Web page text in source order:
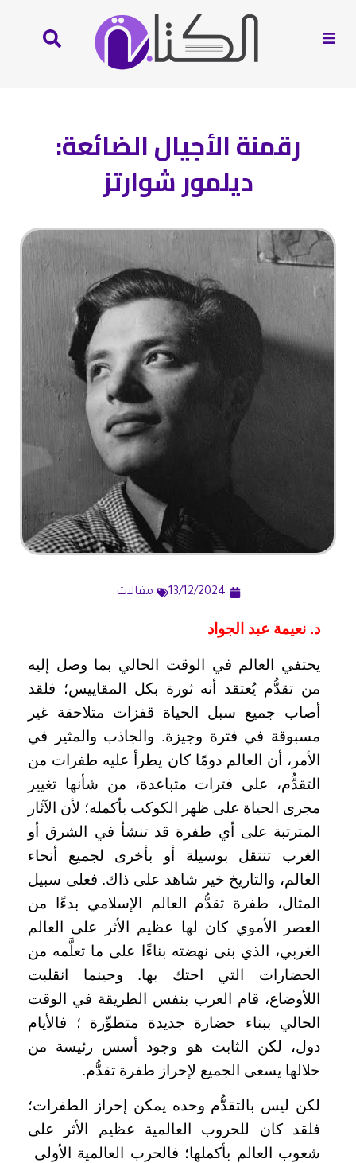
رقمنة الأجيال الضائعة:
ديلمور شوارتز
13/12/2024 مقالات
د. نعيمة عبد الجواد
يحتفي العالم في الوقت الحالي بما وصل إليه
من تقدُّم يُعتقد أنه ثورة بكل المقاييس؛ فلقد
أصاب جميع سبل الحياة قفزات متلاحقة غير
مسبوقة في فترة وجيزة. والجاذب والمثير في
الأمر، أن العالم دومًا كان يطرأ عليه طفرات من
التقدُّم، على فترات متباعدة، من شأنها تغيير
مجرى الحياة على ظهر الكوكب بأكمله؛ لأن الآثار
المترتبة على أي طفرة قد تنشأ في الشرق أو
الغرب تنتقل بوسيلة أو بأخرى لجميع أنحاء
العالم، والتاريخ خير شاهد على ذاك. فعلى سبيل
المثال، طفرة تقدُّم العالم الإسلامي بدءًا من
العصر الأموي كان لها عظيم الأثر على العالم
الغربي، الذي بنى نهضته بناءًا على ما تعلَّمه من
الحضارات التي احتك بها. وحينما انقلبت
اللأوضاع، قام العرب بنفس الطريقة في الوقت
الحالي ببناء حضارة جديدة متطوِّرة ؛ فالأيام
دول، لكن الثابت هو وجود أسس رئيسة من
خلالها يسعى الجميع لإحراز طفرة تقدُّم.
لكن ليس بالتقدُّم وحده يمكن إحراز الطفرات؛
فلقد كان للحروب العالمية عظيم الأثر على
شعوب العالم بأكملها؛ فالحرب العالمية الأولى